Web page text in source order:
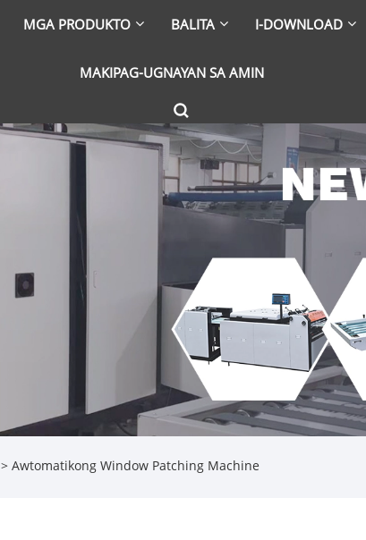
MGA PRODUKTO BALITA I-DOWNLOAD
MAKIPAG-UGNAYAN SA AMIN
> Awtomatikong Window Patching Machine